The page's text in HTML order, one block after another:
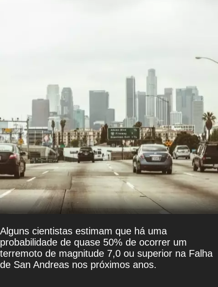
Alguns cientistas estimam que há uma
probabilidade de quase 50% de ocorrer um
terremoto de magnitude 7,0 ou superior na Falha
de San Andreas nos próximos anos.